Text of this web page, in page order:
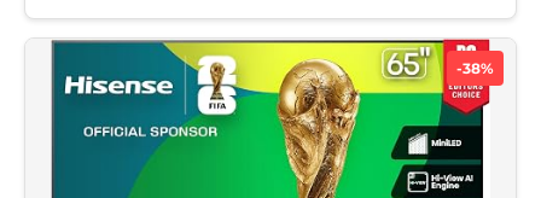
-38%